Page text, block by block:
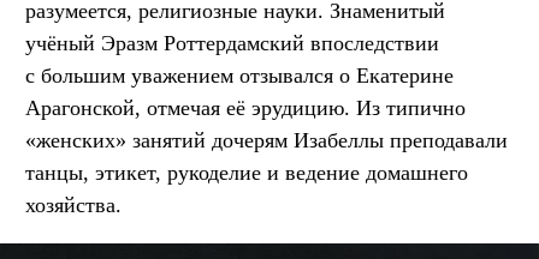
разумеется, религиозные науки. Знаменитый
учёный Эразм Роттердамский впоследствии
с большим уважением отзывался о Екатерине
Арагонской, отмечая её эрудицию. Из типично
«женских» занятий дочерям Изабеллы преподавали
танцы, этикет, рукоделие и ведение домашнего
хозяйства.